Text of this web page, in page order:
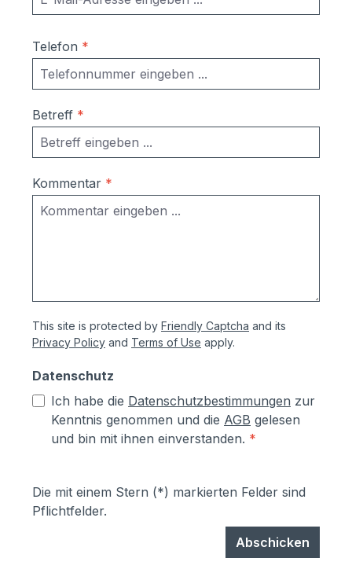
Telefon *
Betreff *
Kommentar *
This site is protected by Friendly Captcha and its
Privacy Policy and Terms of Use apply.
Datenschutz
Ich habe die Datenschutzbestimmungen zur
Kenntnis genommen und die AGB gelesen
und bin mit ihnen einverstanden. *
Die mit einem Stern (*) markierten Felder sind
Pflichtfelder.
Abschicken